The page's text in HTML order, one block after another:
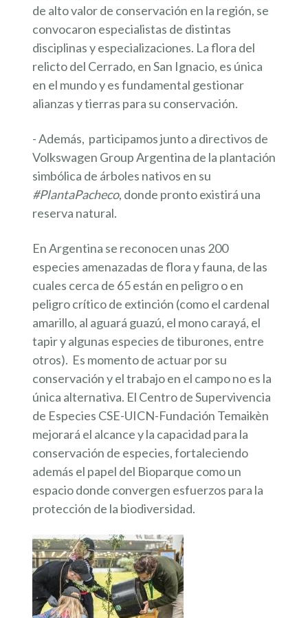
de alto valor de conservación en la región, se
convocaron especialistas de distintas
disciplinas y especializaciones. La flora del
relicto del Cerrado, en San Ignacio, es única
en el mundo y es fundamental gestionar
alianzas y tierras para su conservación.
- Además, participamos junto a directivos de
Volkswagen Group Argentina de la plantación
simbólica de árboles nativos en su
#PlantaPacheco, donde pronto existirá una
reserva natural.
En Argentina se reconocen unas 200
especies amenazadas de flora y fauna, de las
cuales cerca de 65 están en peligro o en
peligro crítico de extinción (como el cardenal
amarillo, al aguará guazú, el mono carayá, el
tapir y algunas especies de tiburones, entre
otros). Es momento de actuar por su
conservación y el trabajo en el campo no es la
única alternativa. El Centro de Supervivencia
de Especies CSE-UICN-Fundación Temaikèn
mejorará el alcance y la capacidad para la
conservación de especies, fortaleciendo
además el papel del Bioparque como un
espacio donde convergen esfuerzos para la
protección de la biodiversidad.